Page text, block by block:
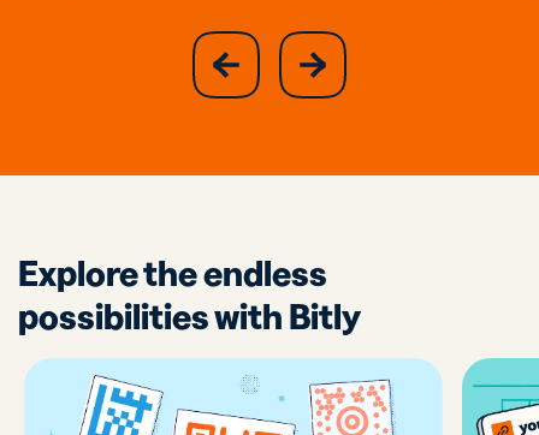
previous
slide
next
slide
Explore the endless
possibilities with Bitly